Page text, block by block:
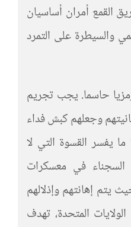
القمع أمران أساسيان
والسيطرة على التمرد
حاسما. يجب تجريم
وجعلهم كبش فداء
يفسر القسوة التي لا
في معسكرات
يتم إهانتهم وإذلالهم
المتحدة، تهدف